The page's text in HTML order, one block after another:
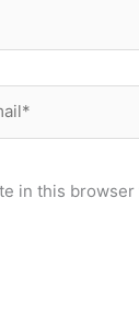
in this